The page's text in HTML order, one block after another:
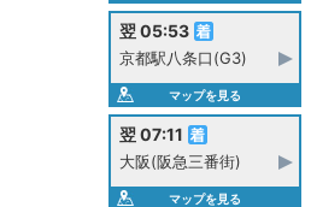
翌 05:53
京都駅八条口(G3)
マップを見る
翌 07:11
大阪(阪急三番街)
マップを見る